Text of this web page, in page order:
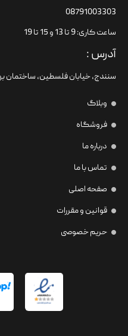
08791003303
ساعت کاری: 9 تا 13 و 15 تا 19
آدرس :
سنندج، خیابان فلسطین،‌ ساختمان
وبلاگ
فروشگاه
درباره ما
تماس با ما
صفحه اصلی
قوانین و مقررات
حریم خصوصی